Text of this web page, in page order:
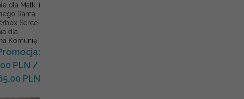
dla Matki i
Rama i
Serce
dla
Komunię
PLN /
PLN